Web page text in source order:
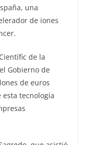
una
de iones
de la
Gobierno de
de euros
tecnología